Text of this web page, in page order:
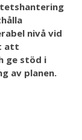
nivå vid
att
ge stöd i
av planen.